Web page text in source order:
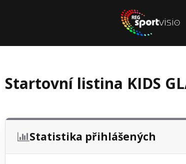
Startovní listina KIDS
Statistika přihlášených